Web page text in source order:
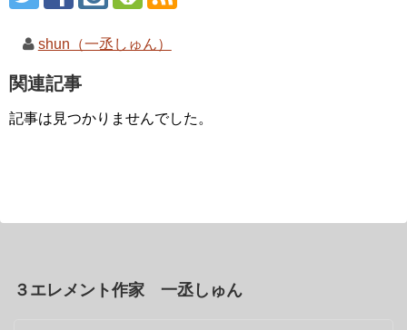
shun（一丞しゅん）
関連記事
記事は見つかりませんでした。
３エレメント作家 一丞しゅん